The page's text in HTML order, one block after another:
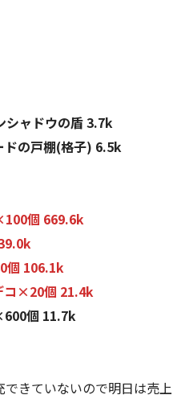
シャドウの盾 3.7k
ドの戸棚(格子) 6.5k
個 669.6k
個 106.1k
コ×20個 21.4k
個 11.7k
きていないので明日は売上